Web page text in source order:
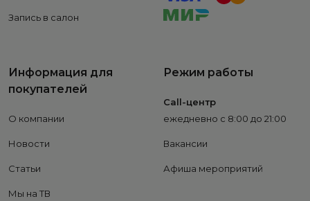
Запись в салон
Информация для
покупателей
О компании
Новости
Статьи
Мы на ТВ
Режим работы
Call-центр
ежедневно с 8:00 до 21:00
Вакансии
Афиша мероприятий